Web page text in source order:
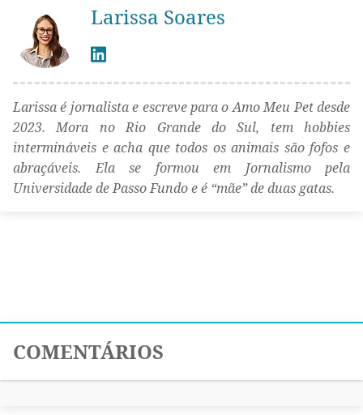
Larissa Soares
Larissa é jornalista e escreve para o Amo Meu Pet desde
2023. Mora no Rio Grande do Sul, tem hobbies
intermináveis e acha que todos os animais são fofos e
abraçáveis. Ela se formou em Jornalismo pela
Universidade de Passo Fundo e é “mãe” de duas gatas.
COMENTÁRIOS